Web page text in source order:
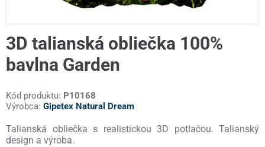
3D talianská obliečka 100%
bavlna Garden
Kód produktu: P10168
Výrobca: Gipetex Natural Dream
Talianská obliečka s realistickou 3D potlačou. Talianský
design a výroba.